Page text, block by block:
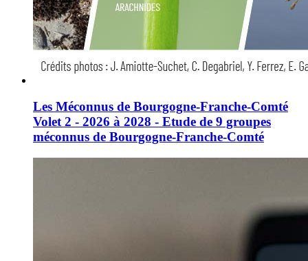
Les Méconnus de Bourgogne-Franche-Comté
Volet 2 - 2026 à 2028 - Etude de 9 groupes
méconnus de Bourgogne-Franche-Comté